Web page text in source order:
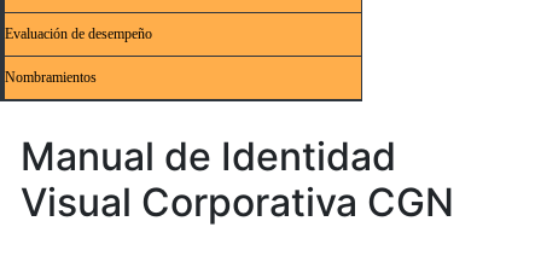
Evaluación de desempeño
Nombramientos
Manual de Identidad
Visual Corporativa CGN